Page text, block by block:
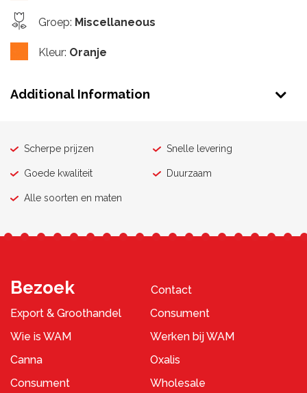
Groep: Miscellaneous
Kleur: Oranje
Additional Information
Scherpe prijzen Snelle levering
Goede kwaliteit Duurzaam
Alle soorten en maten
Bezoek
Contact
Export & Groothandel
Consument
Wie is WAM
Werken bij WAM
Canna
Oxalis
Consument
Wholesale